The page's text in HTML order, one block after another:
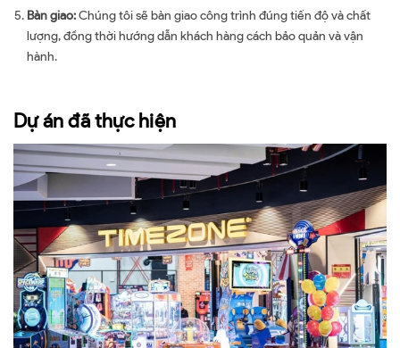
Bàn giao:Chúng tôi sẽ bàn giao công trình đúng tiến độ và chất
lượng, đồng thời hướng dẫn khách hàng cách bảo quản và vận
hành.
Dự án đã thực hiện